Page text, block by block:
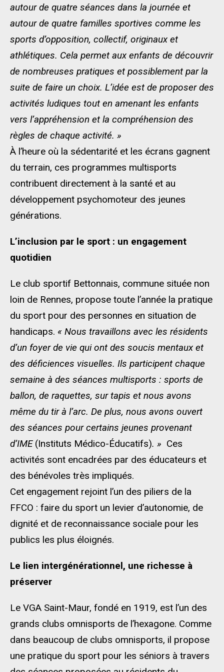
autour de quatre séances dans la journée et
autour de quatre familles sportives comme les
sports d’opposition, collectif, originaux et
athlétiques. Cela permet aux enfants de découvrir
de nombreuses pratiques et possiblement par la
suite de faire un choix. L’idée est de proposer des
activités ludiques tout en amenant les enfants
vers l’appréhension et la compréhension des
règles de chaque activité. »
À l’heure où la sédentarité et les écrans gagnent
du terrain, ces programmes multisports
contribuent directement à la santé et au
développement psychomoteur des jeunes
générations.
L’inclusion par le sport : un engagement
quotidien
Le club sportif Bettonnais, commune située non
loin de Rennes, propose toute l’année la pratique
du sport pour des personnes en situation de
handicaps. « Nous travaillons avec les résidents
d’un foyer de vie qui ont des soucis mentaux et
des déficiences visuelles. Ils participent chaque
semaine à des séances multisports : sports de
ballon, de raquettes, sur tapis et nous avons
même du tir à l’arc. De plus, nous avons ouvert
des séances pour certains jeunes provenant
d’IME (Instituts Médico-Éducatifs). » Ces
activités sont encadrées par des éducateurs et
des bénévoles très impliqués.
Cet engagement rejoint l’un des piliers de la
FFCO : faire du sport un levier d’autonomie, de
dignité et de reconnaissance sociale pour les
publics les plus éloignés.
Le lien intergénérationnel, une richesse à
préserver
Le VGA Saint-Maur, fondé en 1919, est l’un des
grands clubs omnisports de l’hexagone. Comme
dans beaucoup de clubs omnisports, il propose
une pratique du sport pour les séniors à travers